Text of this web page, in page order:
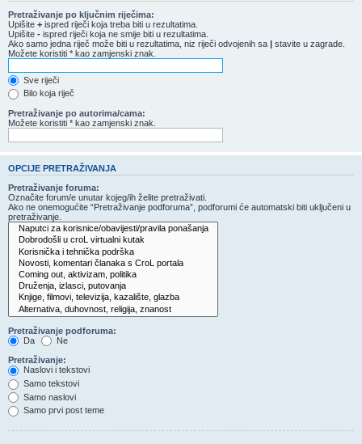
Pretraživanje po ključnim riječima:
Upišite + ispred riječi koja treba biti u rezultatima.
Upišite - ispred riječi koja ne smije biti u rezultatima.
Ako samo jedna riječ može biti u rezultatima, niz riječi odvojenih sa | stavite u zagrade.
Možete koristiti * kao zamjenski znak.
Sve riječi
Bilo koja riječ
Pretraživanje po autorima/cama:
Možete koristiti * kao zamjenski znak.
OPCIJE PRETRAŽIVANJA
Pretraživanje foruma:
Označite forum/e unutar kojeg/ih želite pretraživati.
Ako ne onemogućite “Pretraživanje podforuma”, podforumi će automatski biti uključeni u
pretraživanje.
Pretraživanje podforuma:
Da
Ne
Pretraživanje:
Naslovi i tekstovi
Samo tekstovi
Samo naslovi
Samo prvi post teme